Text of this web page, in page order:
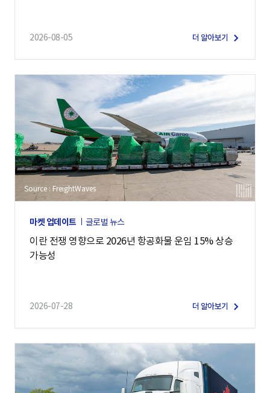
2026-08-05 더 알아보기
Source : FreightWaves
마켓 업데이트 글로벌 뉴스
이란 전쟁 영향으로 2026년 항공화물 운임 15% 상승
가능성
2026-07-28 더 알아보기